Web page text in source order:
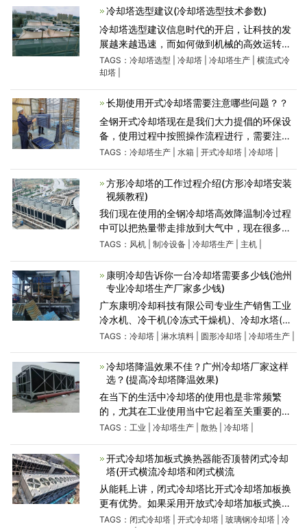
好发展，使用户在
冷却塔选型建议(冷却塔选型技术参数)
冷却塔选型建议信息时代的开启，让科技的发
展越来越迅速，而如何做到机械的高效运转是
一个至关重要的问题。研究者发现，当机械进
行高效运转，发热是不可避免的，因此话题就
转移到了如何有效控制
TAGS： 冷却塔选型 冷却塔| 冷却塔生产| 横流式冷
却塔|
长期使用开式冷却塔需要注意哪些问题？？
全钢开式冷却塔现在是我们大力提倡的环保设
备，使用过程中按照操作流程进行，需要注意
的事项还是不少下面给大家详细介绍。开式冷
使用过程中产生细
TAGS： 冷却塔生产| 水箱 开式冷却塔| 冷却塔|
方形冷却塔的工作过程介绍(方形冷却塔安装
视频教程)
我们现在使用的全钢冷却塔高效降温制冷过程
中可以把热量带走排放到大气中，现在很多领
域中都在使用这种制冷设备，相信大家对这种
工作过程知道多少
TAGS： 风机| 制冷设备| 冷却塔生产| 主机|
康明冷却告诉你一台冷却塔需要多少钱(池州
专业冷却塔生产厂家多少钱)
广东康明冷却科技有限公司专业生产销售工业
冷水机、冷干机(冷冻式干燥机)、冷却水塔(冷
却塔)、除湿机、干燥机、模温机、破碎机、混
库工程、
TAGS： 冷却塔| 淋水填料| 圆形冷却塔| 冷却塔生产|
冷却塔降温效果不佳？广州冷却塔厂家这样
选？(提高冷却塔降温效果)
在当下的生活中冷却塔的使用也是非常频繁
的，尤其在工业使用当中它起着至关重要的作
用，但是无论是工业需求还是日常使用都离不
对厂家导致冷却效果
TAGS： 工业 冷却塔生产| 散热| 冷却塔|
开式冷却塔加板式换热器能否顶替闭式冷却
塔(开式横流冷却塔和闭式横流
从能耗上讲，闭式冷却塔比开式冷却塔加板换
更有优势。如果采用开放式冷却塔加板式换热
器的方式，在板式换热器与冷却塔之间，需要1
TAGS： 闭式冷却塔| 开式冷却塔| 玻璃钢冷却塔| 冷